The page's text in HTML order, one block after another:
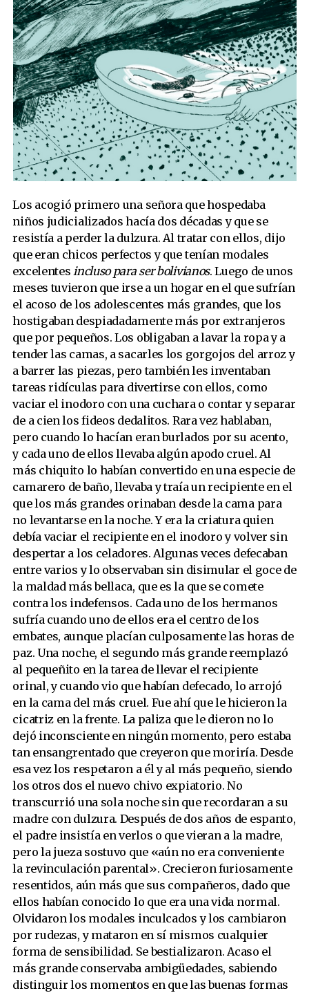
Los acogió primero una señora que hospedaba
niños judicializados hacía dos décadas y que se
resistía a perder la dulzura. Al tratar con ellos, dijo
que eran chicos perfectos y que tenían modales
excelentesincluso para ser bolivianos. Luego de unos
meses tuvieron que irse a un hogar en el que sufrían
el acoso de los adolescentes más grandes, que los
hostigaban despiadadamente más por extranjeros
que por pequeños. Los obligaban a lavar la ropa y a
tender las camas, a sacarles los gorgojos del arroz y
a barrer las piezas, pero también les inventaban
tareas ridículas para divertirse con ellos, como
vaciar el inodoro con una cuchara o contar y separar
de a cien los fideos dedalitos. Rara vez hablaban,
pero cuando lo hacían eran burlados por su acento,
y cada uno de ellos llevaba algún apodo cruel. Al
más chiquito lo habían convertido en una especie de
camarero de baño, llevaba y traía un recipiente en el
que los más grandes orinaban desde la cama para
no levantarse en la noche. Y era la criatura quien
debía vaciar el recipiente en el inodoro y volver sin
despertar a los celadores. Algunas veces defecaban
entre varios y lo observaban sin disimular el goce de
la maldad más bellaca, que es la que se comete
contra los indefensos. Cada uno de los hermanos
sufría cuando uno de ellos era el centro de los
embates, aunque placían culposamente las horas de
paz. Una noche, el segundo más grande reemplazó
al pequeñito en la tarea de llevar el recipiente
orinal, y cuando vio que habían defecado, lo arrojó
en la cama del más cruel. Fue ahí que le hicieron la
cicatriz en la frente. La paliza que le dieron no lo
dejó inconsciente en ningún momento, pero estaba
tan ensangrentado que creyeron que moriría. Desde
esa vez los respetaron a él y al más pequeño, siendo
los otros dos el nuevo chivo expiatorio. No
transcurrió una sola noche sin que recordaran a su
madre con dulzura. Después de dos años de espanto,
el padre insistía en verlos o que vieran a la madre,
pero la jueza sostuvo que «aún no era conveniente
la revinculación parental». Crecieron furiosamente
resentidos, aún más que sus compañeros, dado que
ellos habían conocido lo que era una vida normal.
Olvidaron los modales inculcados y los cambiaron
por rudezas, y mataron en sí mismos cualquier
forma de sensibilidad. Se bestializaron. Acaso el
más grande conservaba ambigüedades, sabiendo
distinguir los momentos en que las buenas formas